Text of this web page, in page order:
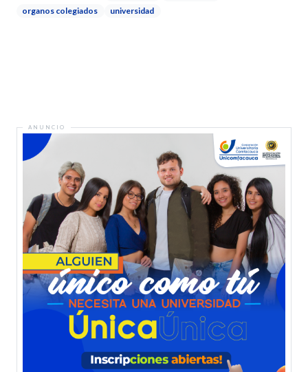
organos colegiados
universidad